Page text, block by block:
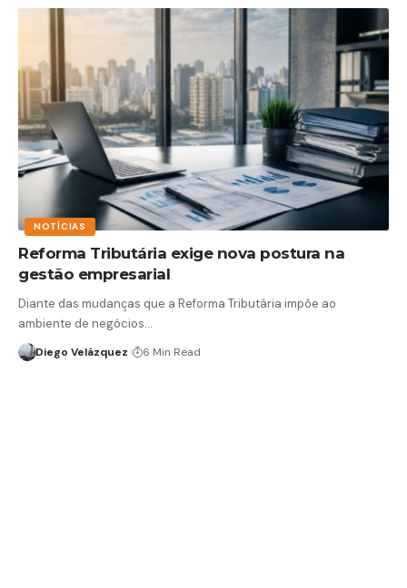
NOTÍCIAS
Reforma Tributária exige nova postura na
gestão empresarial
Diante das mudanças que a Reforma Tributária impõe ao
ambiente de negócios…
Diego Velázquez 6 Min Read